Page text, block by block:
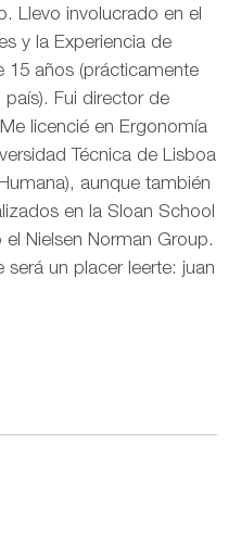
Llevo involucrado en el
y la Experiencia de
15 años (prácticamente
Fui director de
licencié en Ergonomía
Técnica de Lisboa
aunque también
en la Sloan School
Nielsen Norman Group.
un placer leerte: juan